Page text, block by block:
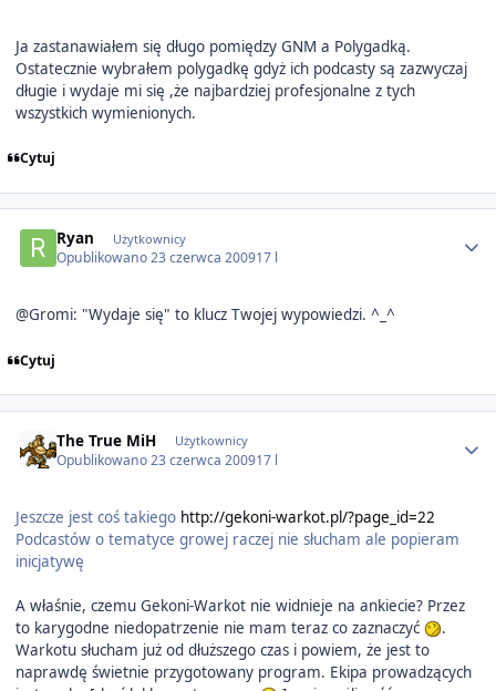
Ja zastanawiałem się długo pomiędzy GNM a Polygadką.
Ostatecznie wybrałem polygadkę gdyż ich podcasty są zazwyczaj
długie i wydaje mi się ,że najbardziej profesjonalne z tych
wszystkich wymienionych.
Cytuj
Ryan Użytkownicy
Opublikowano23 czerwca 200917 l
@Gromi: "Wydaje się" to klucz Twojej wypowiedzi. ^_^
Cytuj
The True MiH Użytkownicy
Opublikowano23 czerwca 200917 l
Jeszcze jest coś takiego http://gekoni-warkot.pl/?page_id=22
Podcastów o tematyce growej raczej nie słucham ale popieram
inicjatywę
A właśnie, czemu Gekoni-Warkot nie widnieje na ankiecie? Przez
to karygodne niedopatrzenie nie mam teraz co zaznaczyć
.
Warkotu słucham już od dłuższego czas i powiem, że jest to
naprawdę świetnie przygotowany program. Ekipa prowadzących